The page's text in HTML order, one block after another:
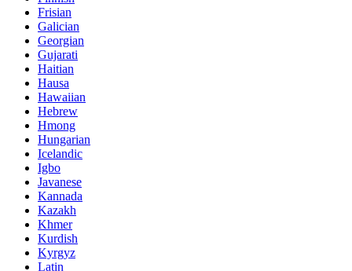
Frisian
Galician
Georgian
Gujarati
Haitian
Hausa
Hawaiian
Hebrew
Hmong
Hungarian
Icelandic
Igbo
Javanese
Kannada
Kazakh
Khmer
Kurdish
Kyrgyz
Latin